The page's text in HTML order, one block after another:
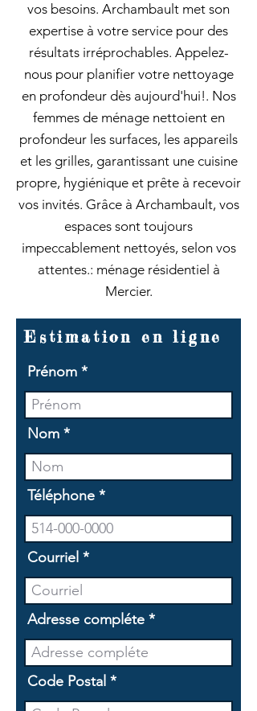
vos besoins. Archambault met son
expertise à votre service pour des
résultats irréprochables. Appelez-
nous pour planifier votre nettoyage
en profondeur dès aujourd'hui!. Nos
femmes de ménage nettoient en
profondeur les surfaces, les appareils
et les grilles, garantissant une cuisine
propre, hygiénique et prête à recevoir
vos invités. Grâce à Archambault, vos
espaces sont toujours
impeccablement nettoyés, selon vos
attentes.: ménage résidentiel à
Mercier.
Estimation en ligne
Prénom
Nom
Téléphone
Courriel
Adresse compléte
Code Postal